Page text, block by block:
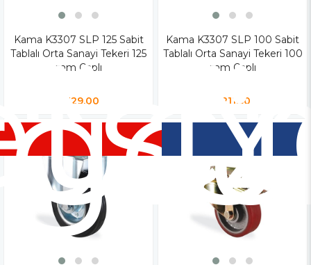
Kama K3307 SLP 125 Sabit
Tablalı Orta Sanayi Tekeri 125
mm Çaplı
₺329,00
Kama K3307 SLP 100 Sabit
Tablalı Orta Sanayi Tekeri 100
mm Çaplı
₺211,50